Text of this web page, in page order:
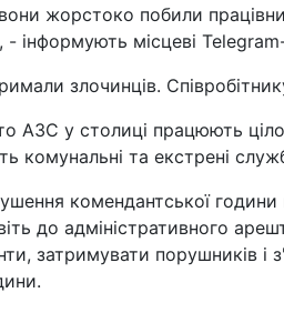
вони жорстоко побили
- інформують місцеві
злочинців.
АЗС у столиці працюють
комунальні та екстрені
комендантської
до адміністративного
затримувати порушників і